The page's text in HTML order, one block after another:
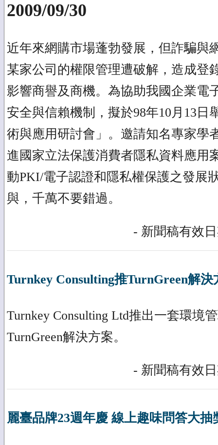
2009/09/30
近年來網購市場蓬勃發展，但詐騙與
某家公司的權限管理遭破解，造成登
影響商譽及商機。為協助我國企業電
安全與信賴機制，擬於98年10月13日
術與應用研討會」。邀請知名專家學
進國家立法保護消費者隱私資料應用
動PKI/電子認證和隱私權保護之發展
與，千萬不要錯過。
- 新聞稿有效
Turnkey Consulting推TurnGreen解決
Turnkey Consulting Ltd推出一套環境
TurnGreen解決方案。
- 新聞稿有效
麗臺品牌23週年慶 線上趣味問答大抽